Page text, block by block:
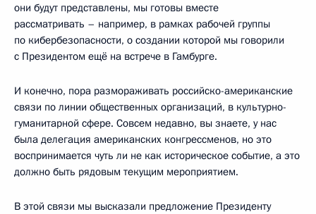
они будут представлены, мы готовы вместе
рассматривать – например, в рамках рабочей группы
по кибербезопасности, о создании которой мы говорили
с Президентом ещё на встрече в Гамбурге.
И конечно, пора размораживать российско-американские
связи по линии общественных организаций, в культурно-
гуманитарной сфере. Совсем недавно, вы знаете, у нас
была делегация американских конгрессменов, но это
воспринимается чуть ли не как историческое событие, а это
должно быть рядовым текущим мероприятием.
В этой связи мы высказали предложение Президенту